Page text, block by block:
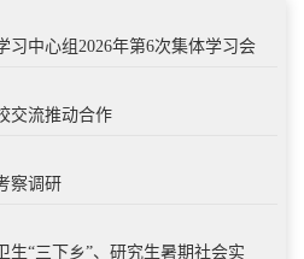
习中心组2026年第6次集体学习会
交流推动合作
察调研
生“三下乡”、研究生暑期社会实